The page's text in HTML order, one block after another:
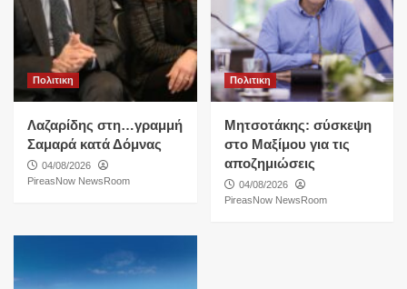
Πολιτικη
Λαζαρίδης στη…γραμμή
Σαμαρά κατά Δόμνας
04/08/2026
PireasNow NewsRoom
Πολιτικη
Μητσοτάκης: σύσκεψη
στο Μαξίμου για τις
αποζημιώσεις
04/08/2026
PireasNow NewsRoom